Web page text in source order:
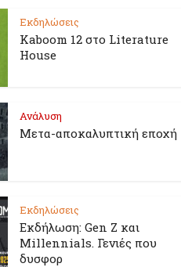
Εκδηλώσεις
Kaboom 12 στο Literature
House
Ανάλυση
Μετα-αποκαλυπτική εποχή
Εκδηλώσεις
Εκδήλωση: Gen Z και
Millennials. Γενιές που
δυσφορ